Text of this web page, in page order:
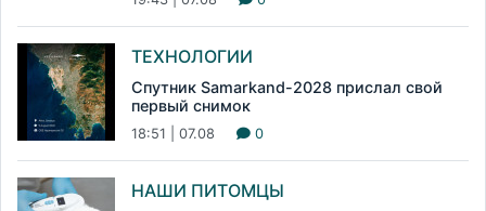
ТЕХНОЛОГИИ
Спутник Samarkand-2028 прислал свой
первый снимок
18:51 | 07.08 0
НАШИ ПИТОМЦЫ